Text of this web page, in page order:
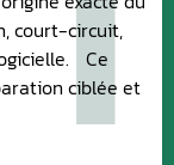
court-circuit,
Ce
ciblée et